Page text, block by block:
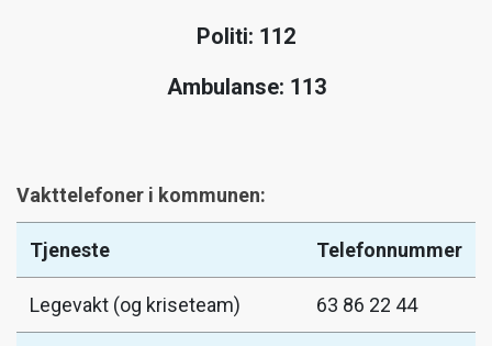
Politi: 112
Ambulanse: 113
Vakttelefoner i kommunen:
Tjeneste Telefonnummer
Legevakt (og kriseteam) 63 86 22 44